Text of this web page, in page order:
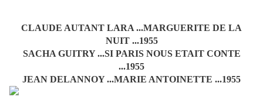
CLAUDE AUTANT LARA ...MARGUERITE DE LA
NUIT ...1955
SACHA GUITRY ...SI PARIS NOUS ETAIT CONTE
...1955
JEAN DELANNOY ...MARIE ANTOINETTE ...1955